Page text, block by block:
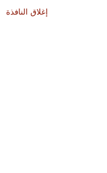
إغلاق النافذة